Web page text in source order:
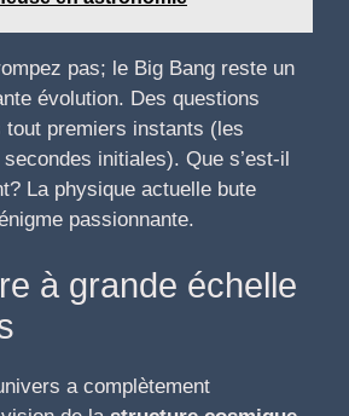
pas; le Big Bang reste un
évolution. Des questions
premiers instants (les
initiales). Que s’est-il
La physique actuelle bute
passionnante.
à grande échelle
a complètement